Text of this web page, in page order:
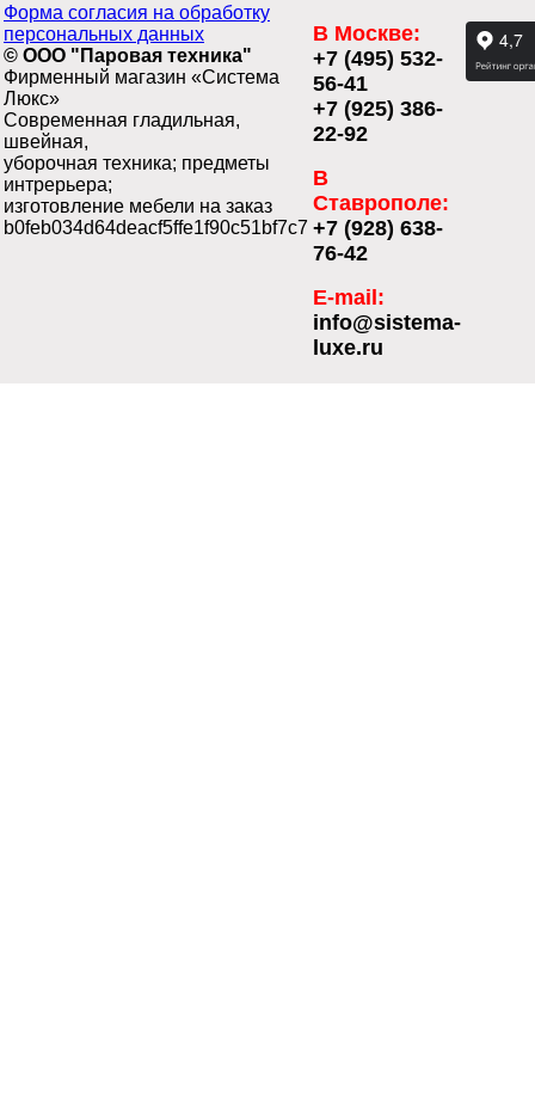
Форма согласия на обработку
персональных данных
© ООО "Паровая техника"
Фирменный магазин «Система
Люкс»
Современная гладильная,
швейная,
уборочная техника; предметы
интрерьера;
изготовление мебели на заказ
b0feb034d64deacf5ffe1f90c51bf7c7
В Москве:
+7 (495) 532-
56-41
+7 (925) 386-
22-92
В
Ставрополе:
+7 (928) 638-
76-42
E-mail:
info@sistema-
luxe.ru